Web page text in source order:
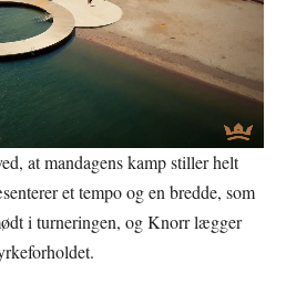
at mandagens kamp stiller helt
et tempo og en bredde, som
i turneringen, og Knorr lægger